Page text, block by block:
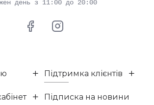
день з 11:00 до 20:00
Підтримка клієнтів
Підписка на новини